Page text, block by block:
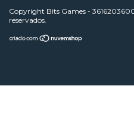
Copyright Bits Games -
reservados.